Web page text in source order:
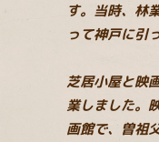
す。当時、林
って神戸に引
芝居小屋と映
業しました。
画館で、曽祖